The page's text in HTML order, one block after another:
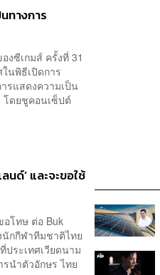
ทางการ
งซีเกมส์ ครั้งที่ 31
นพิธีเปิดการ
รแสดงความเป็น
โดยชูคอนเซ็ปต์
ด์’ และจะขอใช้
โทษ ต่อ Buk
นักกีฬาทีมชาติไทย
ระเทศเวียดนาม
นำตัวอักษร ไทย